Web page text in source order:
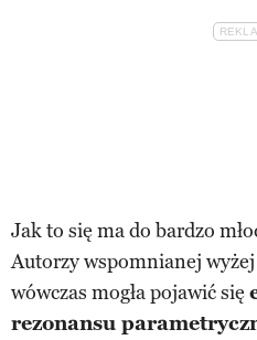
Jak to się ma do bardzo
Autorzy wspomnianej wyżej
wówczas mogła pojawić się
rezonansu